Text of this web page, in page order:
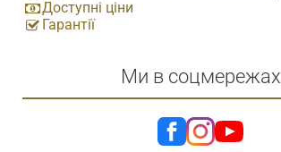
Доступні ціни
Гарантії
Ми в соцмережах